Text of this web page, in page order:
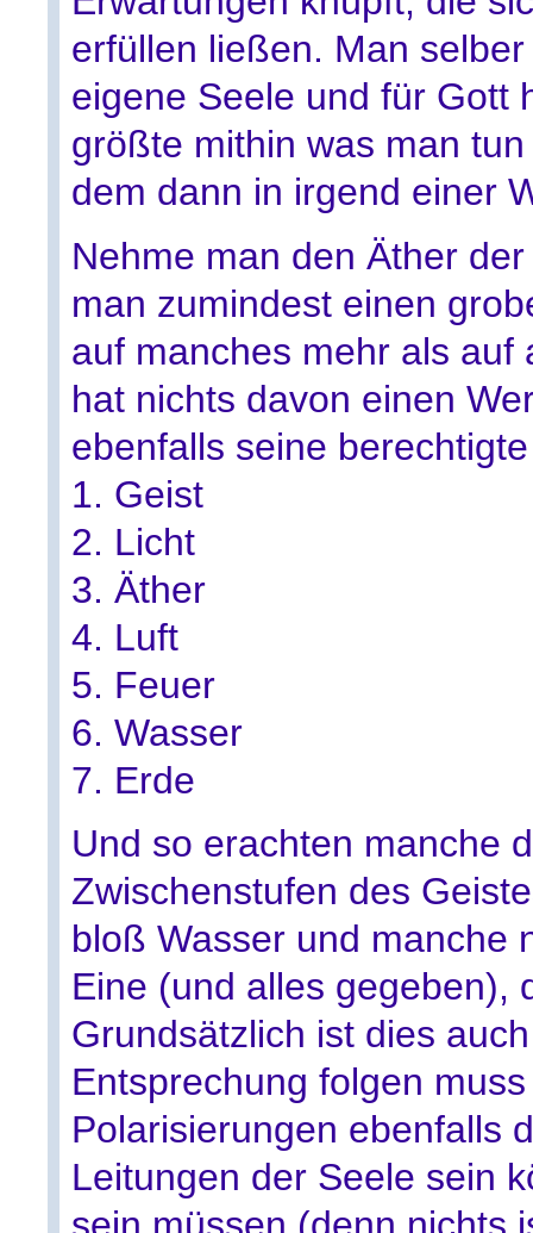
erfüllen ließen. Man
eigene Seele und für Gott
größte mithin was man
dem dann in irgend einer
Nehme man den Äther
man zumindest einen
auf manches mehr als
hat nichts davon einen
ebenfalls seine
1. Geist
2. Licht
3. Äther
4. Luft
5. Feuer
6. Wasser
7. Erde
Und so erachten manche
Zwischenstufen des
bloß Wasser und manche
Eine (und alles gegeben),
Grundsätzlich ist dies
Entsprechung folgen
Polarisierungen ebenfalls
Leitungen der Seele sein
sein müssen (denn nichts